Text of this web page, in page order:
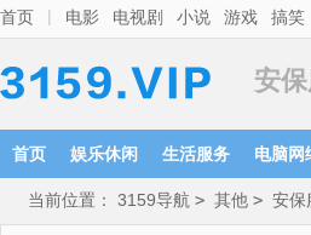
首页 | 电影 电视剧 小说 游戏 搞笑
安
首页 娱乐休闲 生活服务 电脑网
当前位置： 3159导航 > 其他 > 安保